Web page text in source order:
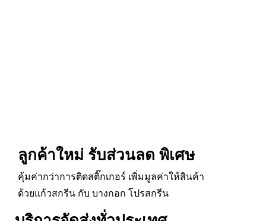
ลูกค้าใหม่ รับส่วนลด พิเศษ
คุ้มค่ากว่าการติดสติ๊กเกอร์ เพิ่มมูลค่าให้สินค้า
ด้วยแก้วสกรีน กับ บางกอก โปรสกรีน